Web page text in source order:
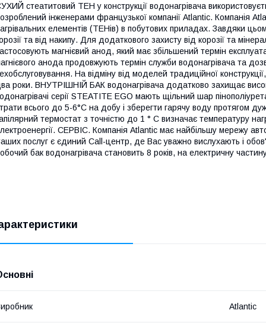
стеатитовий ТЕН у конструкції водонагрівача
інженерами французької компанії Atlantic. Компанія
елементів (ТЕНів) в побутових приладах. Завдяки
та від накипу. Для додаткового захисту від корозії та
магнієвий анод, який має збільшений термін
анода продовжують термін служби водонагрівача та
На відміну від моделей традиційної
роки. ВНУТРІШНІЙ БАК водонагрівача додатково захищає
серії STEATITE EGO мають щільний шар
всього до 5-6°C на добу і зберегти гарячу воду протягом
термостат з точністю до 1 ° C визначає температуру
СЕРВІС. Компанія Atlantic має найбільшу мережу
послуг є єдиний Call-центр, де Вас уважно вислухають і
бак водонагрівача становить 8 років, на електричну
Atlantic